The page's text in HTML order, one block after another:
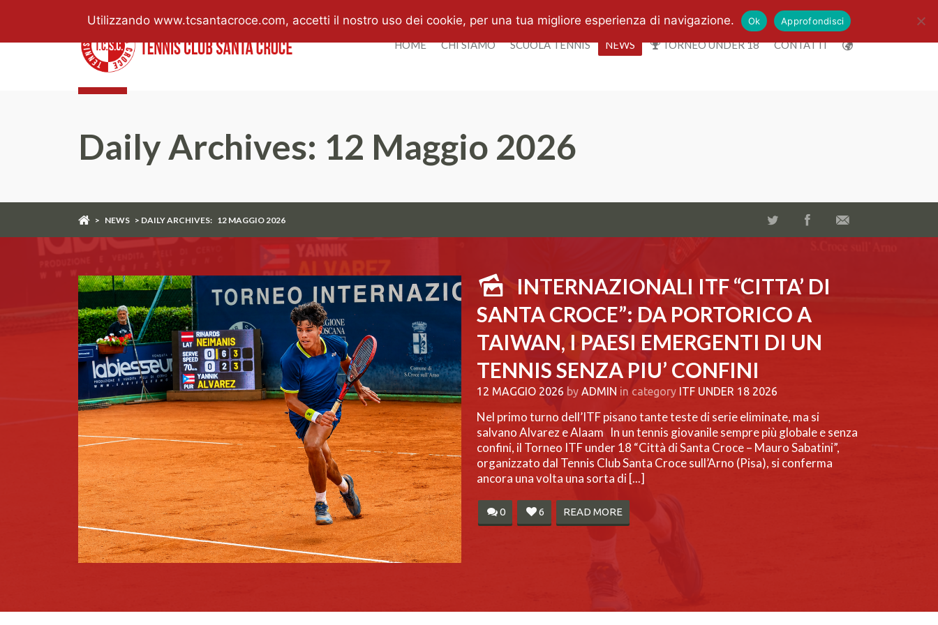
HOME CHI SIAMO SCUOLA TENNIS NEWS TORNEO UNDER 18 CONTATTI
Daily Archives: 12 Maggio 2026
> NEWS > DAILY ARCHIVES: 12 MAGGIO 2026
INTERNAZIONALI ITF “CITTA’ DI
SANTA CROCE”: DA PORTORICO A
TAIWAN, I PAESI EMERGENTI DI UN
TENNIS SENZA PIU’ CONFINI
12 MAGGIO 2026 by ADMIN in category ITF UNDER 18 2026
Nel primo turno dell’ITF pisano tante teste di serie eliminate, ma si
salvano Alvarez e Alaam In un tennis giovanile sempre più globale e senza
confini, il Torneo ITF under 18 “Città di Santa Croce – Mauro Sabatini”,
organizzato dal Tennis Club Santa Croce sull’Arno (Pisa), si conferma
ancora una volta una sorta di [...]
0 6 READ MORE
Utilizzando www.tcsantacroce.com, accetti il nostro uso dei cookie, per una tua migliore esperienza di navigazione. Ok Approfondisci